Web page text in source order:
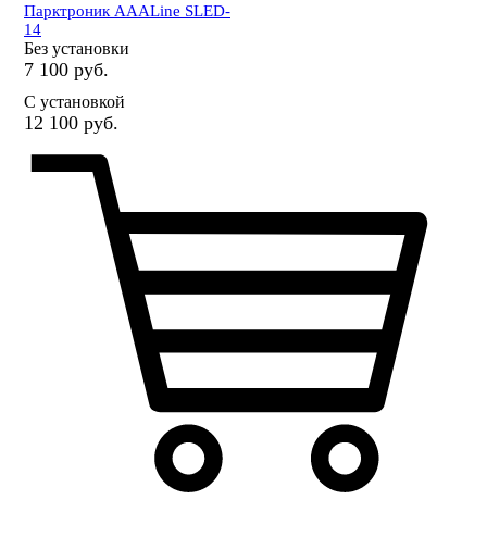
Парктроник AAALine SLED-
14
Без установки
7 100 руб.
С установкой
12 100 руб.